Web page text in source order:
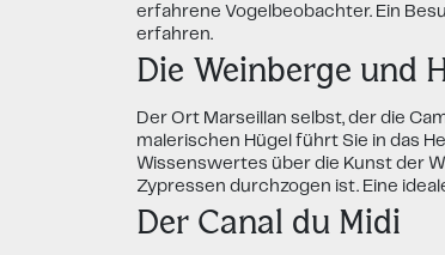
erfahrene Vogelbeobachter. Ein
erfahren.
Die Weinberge und
Der Ort Marseillan selbst, der die
malerischen Hügel führt Sie in das
Wissenswertes über die Kunst der
Zypressen durchzogen ist. Eine
Der Canal du Midi